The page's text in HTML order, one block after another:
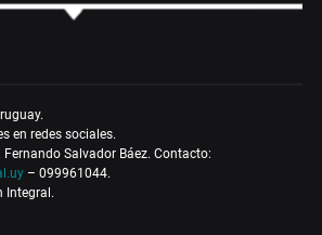
en redes sociales.
Fernando Salvador Báez. Contacto:
– 099961044.
Integral.